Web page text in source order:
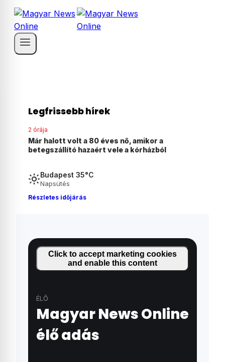
Legfrissebb hírek
3 órája
Magyar Péter felmentette Nagy Mártont az
IMF-ben betöltött tisztségéből
Budapest 35°C
Napsütés
Részletes időjárás
Click to accept marketing cookies
and enable this content
ÉLŐ
Magyar News Online
élő adás